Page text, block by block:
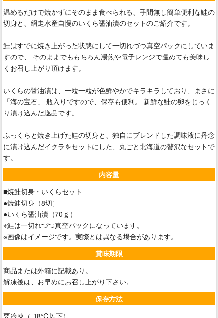
温めるだけで焼かずにそのまま食べられる、手間無し簡単便利な鮭の
切身と、網走水産自慢のいくら醤油漬のセットのご紹介です。
鮭はすでに焼き上がった状態にして一切れづつ真空パックにしていま
すので、 そのままでももちろん湯煎や電子レンジで温めても美味し
くお召し上がり頂けます。
いくらの醤油漬は、一粒一粒が色鮮やかでキラキラしており、まさに
「海の宝石」 瓶入りですので、保存も便利。 新鮮な鮭の卵をじっく
り漬け込んだ逸品です。
ふっくらと焼き上げた鮭の切身と、独自にブレンドした調味液に丹念
に漬け込んだイクラをセットにした、丸ごと北海道の贅沢なセットで
す。
内容量
■焼鮭切身・いくらセット
●焼鮭切身（8切）
●いくら醤油漬（70ｇ）
※鮭は一切れづつ真空パックになっています。
※画像はイメージです。実際とは異なる場合があります。
賞味期限
商品または外箱に記載あり。
解凍後は、お早めにお召し上がり下さい。
保存方法
要冷凍（-18℃以下）